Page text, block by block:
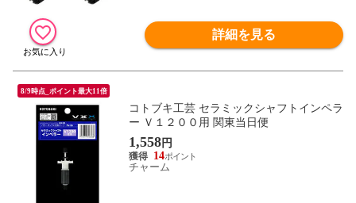
詳細を見る
8/9時点_ポイント最大11倍
コトブキ工芸 セラミックシャフトインペラ
ー Ｖ１２００用 関東当日便
1,558円
14
チャーム